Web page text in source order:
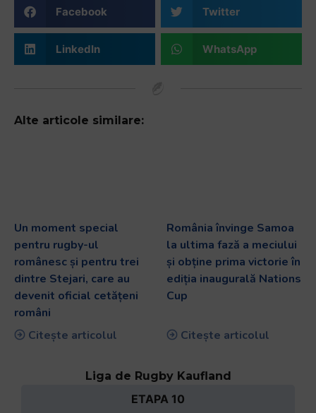
Facebook Twitter
LinkedIn WhatsApp
Alte articole similare:
Un moment special
pentru rugby-ul
românesc și pentru trei
dintre Stejari, care au
devenit oficial cetățeni
români
Citește articolul
România învinge Samoa
la ultima fază a meciului
și obține prima victorie în
ediția inaugurală Nations
Cup
Citește articolul
Liga de Rugby Kaufland
ETAPA 10